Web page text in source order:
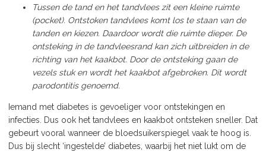
Tussen de tand en het tandvlees zit een kleine ruimte
(pocket). Ontstoken tandvlees komt los te staan van de
tanden en kiezen. Daardoor wordt die ruimte dieper. De
ontsteking in de tandvleesrand kan zich uitbreiden in de
richting van het kaakbot. Door de ontsteking gaan de
vezels stuk en wordt het kaakbot afgebroken. Dit wordt
parodontitis genoemd.
Iemand met diabetes is gevoeliger voor ontstekingen en
infecties. Dus ook het tandvlees en kaakbot ontsteken sneller. Dat
gebeurt vooral wanneer de bloedsuikerspiegel vaak te hoog is.
Dus bij slecht ‘ingestelde’ diabetes, waarbij het niet lukt om de